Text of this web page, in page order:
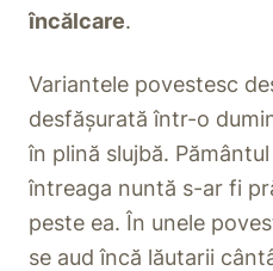
încălcare.
Variantele povestesc
desfășurată într-o
în plină slujbă.
întreaga nuntă s-ar fi
peste ea. În unele
se aud încă lăutarii